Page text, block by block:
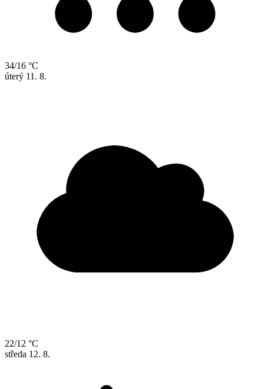
34/16 °C
úterý 11. 8.
22/12 °C
středa 12. 8.